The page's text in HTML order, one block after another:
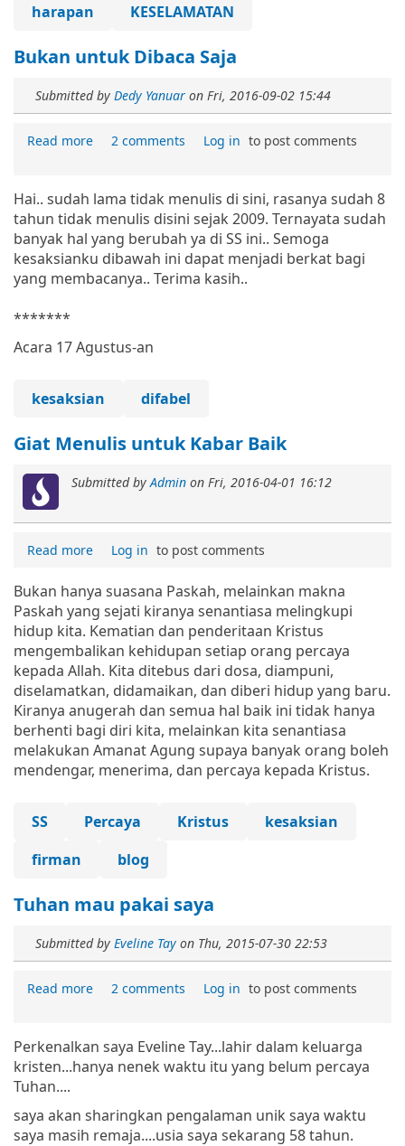
harapan
KESELAMATAN
Bukan untuk Dibaca Saja
Submitted by Dedy Yanuar on Fri, 2016-09-02 15:44
Read more 2 comments Log in to post comments
Hai.. sudah lama tidak menulis di sini, rasanya sudah 8
tahun tidak menulis disini sejak 2009. Ternayata sudah
banyak hal yang berubah ya di SS ini.. Semoga
kesaksianku dibawah ini dapat menjadi berkat bagi
yang membacanya.. Terima kasih..
*******
Acara 17 Agustus-an
kesaksian difabel
Giat Menulis untuk Kabar Baik
Submitted by Admin on Fri, 2016-04-01 16:12
Read more Log in to post comments
Bukan hanya suasana Paskah, melainkan makna
Paskah yang sejati kiranya senantiasa melingkupi
hidup kita. Kematian dan penderitaan Kristus
mengembalikan kehidupan setiap orang percaya
kepada Allah. Kita ditebus dari dosa, diampuni,
diselamatkan, didamaikan, dan diberi hidup yang baru.
Kiranya anugerah dan semua hal baik ini tidak hanya
berhenti bagi diri kita, melainkan kita senantiasa
melakukan Amanat Agung supaya banyak orang boleh
mendengar, menerima, dan percaya kepada Kristus.
SS Percaya Kristus
kesaksian
firman
blog
Tuhan mau pakai saya
Submitted by Eveline Tay on Thu, 2015-07-30 22:53
Read more 2 comments Log in to post comments
Perkenalkan saya Eveline Tay...lahir dalam keluarga
kristen...hanya nenek waktu itu yang belum percaya
Tuhan....
saya akan sharingkan pengalaman unik saya waktu
saya masih remaja....usia saya sekarang 58 tahun.